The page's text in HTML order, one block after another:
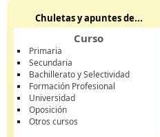
Chuletas y apuntes de...
Curso
Primaria
Secundaria
Bachillerato y Selectividad
Formación Profesional
Universidad
Oposición
Otros cursos